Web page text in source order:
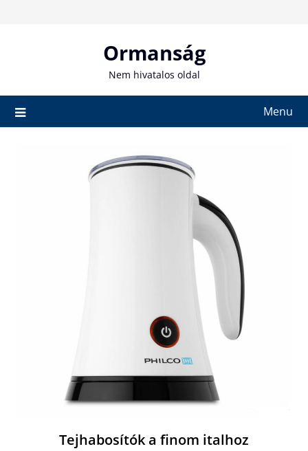
Ormanság
Nem hivatalos oldal
Menu
Tejhabosítók a finom italhoz